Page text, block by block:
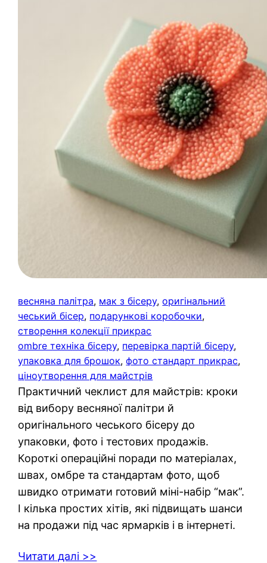
весняна палітра, мак з бісеру, оригінальний
чеський бісер, подарункові коробочки
створення колекції прикрас
ombre техніка бісеру, перевірка партій бісеру
упаковка для брошок, фото стандарт прикрас
ціноутворення для майстрів
Практичний чеклист для майстрів: кроки
від вибору весняної палітри й
оригінального чеського бісеру до
упаковки, фото і тестових продажів.
Короткі операційні поради по матеріалах,
швах, омбре та стандартам фото, щоб
швидко отримати готовий міні-набір “мак”.
І кілька простих хітів, які підвищать шанси
на продажи під час ярмарків і в інтернеті.
Читати далі >>